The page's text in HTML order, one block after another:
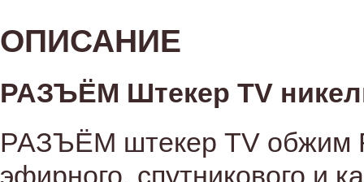
ОПИСАНИЕ
РАЗЪЁМ Штекер TV
РАЗЪЁМ штекер TV обжим
эфирного, спутникового и